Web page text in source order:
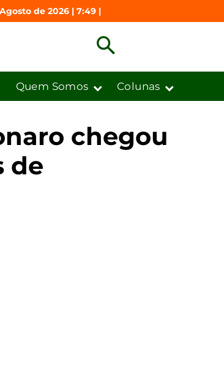
de 2026 | 7:49 |
Quem Somos Colunas
chegou
de